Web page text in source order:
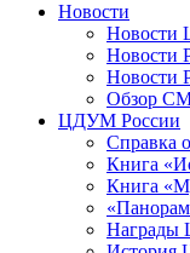
Новости
Новости
Новости
Новости
Обзор
ЦДУМ России
Справка
Книга
Книга
Награды